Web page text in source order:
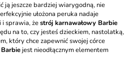
ją jeszcze bardziej wiarygodną, nie
ułożona peruka nadaje
sprawia, żestrój karnawałowy Barbie
na to, czy jesteś dzieckiem, nastolatką,
który chce zapewnić swojej córce
jest nieodłącznym elementem